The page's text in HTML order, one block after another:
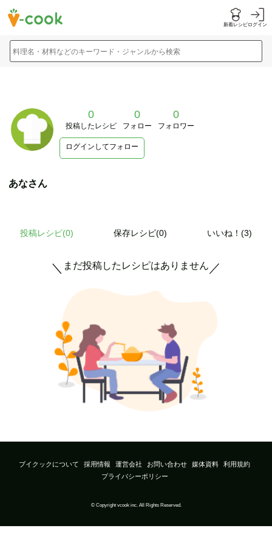
新着レシピログイン
料理名・材料などのキーワード・ジャンルから検索
0
投稿したレシピ
0
フォロー
0
フォロワー
ログインしてフォロー
あなさん
投稿レシピ(0) 保存レシピ(0) いいね！(3)
＼ まだ投稿したレシピはありません ／
ブイクックについて 採用情報 運営会社 お問い合わせ 媒体資料
利用規約
プライバシーポリシー
© Copyright vcook inc. All Rights Reserved.